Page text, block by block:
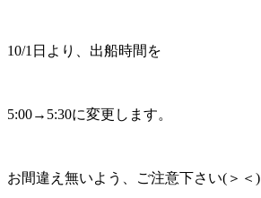
10/1日より、出船時間を
5:00→5:30に変更します。
お間違え無いよう、ご注意下さい(＞＜)